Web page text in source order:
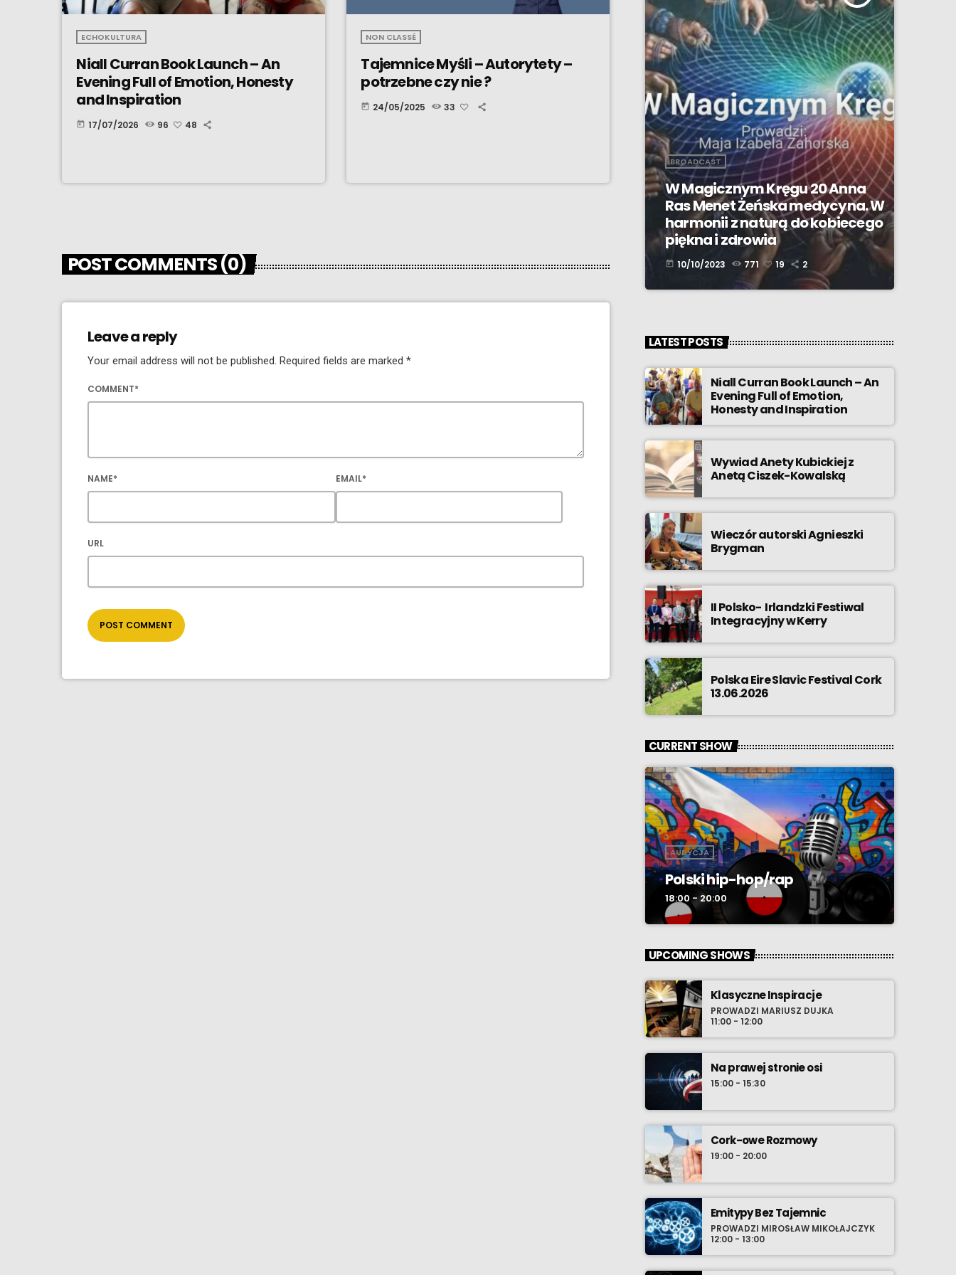
ECHOKULTURA
Niall Curran Book Launch – An
Evening Full of Emotion, Honesty
and Inspiration
today 17/07/2026 96 48
NON CLASSÉ
Tajemnice Myśli – Autorytety –
potrzebne czy nie ?
today 24/05/2025 33
POST COMMENTS (0)
Leave a reply
Your email address will not be published. Required fields are marked *
COMMENT*
NAME* EMAIL*
URL
BROADCAST
W Magicznym Kręgu 20 Anna
Ras Menet Żeńska medycyna. W
harmonii z naturą do kobiecego
piękna i zdrowia
today 10/10/2023 771 19 2
LATEST POSTS
Niall Curran Book Launch – An
Evening Full of Emotion,
Honesty and Inspiration
Wywiad Anety Kubickiej z
Anetą Ciszek-Kowalską
Wieczór autorski Agnieszki
Brygman
II Polsko- Irlandzki Festiwal
Integracyjny w Kerry
Polska Eire Slavic Festival Cork
13.06.2026
CURRENT SHOW
AUDYCJA
Polski hip-hop/rap
18:00 - 20:00
UPCOMING SHOWS
Klasyczne Inspiracje
PROWADZI MARIUSZ DUJKA
11:00 - 12:00
Na prawej stronie osi
15:00 - 15:30
Cork-owe Rozmowy
19:00 - 20:00
Emitypy Bez Tajemnic
PROWADZI MIROSŁAW MIKOŁAJCZYK
12:00 - 13:00